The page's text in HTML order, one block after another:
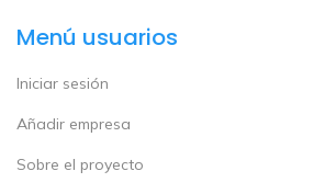
Menú usuarios
Iniciar sesión
Añadir empresa
Sobre el proyecto